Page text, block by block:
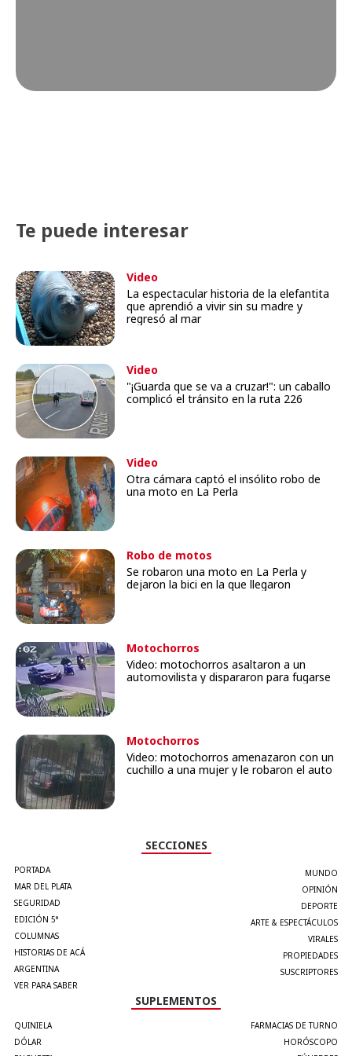
Te puede interesar
Video
La espectacular historia de la elefantita
que aprendió a vivir sin su madre y
regresó al mar
Video
"¡Guarda que se va a cruzar!": un caballo
complicó el tránsito en la ruta 226
Video
Otra cámara captó el insólito robo de
una moto en La Perla
Robo de motos
Se robaron una moto en La Perla y
dejaron la bici en la que llegaron
Motochorros
Video: motochorros asaltaron a un
automovilista y dispararon para fugarse
Motochorros
Video: motochorros amenazaron con un
cuchillo a una mujer y le robaron el auto
SECCIONES
PORTADA
MAR DEL PLATA
SEGURIDAD
EDICIÓN 5°
COLUMNAS
HISTORIAS DE ACÁ
ARGENTINA
VER PARA SABER
MUNDO
OPINIÓN
DEPORTE
ARTE & ESPECTÁCULOS
VIRALES
PROPIEDADES
SUSCRIPTORES
SUPLEMENTOS
QUINIELA
DÓLAR
FARMACIAS DE TURNO
HORÓSCOPO